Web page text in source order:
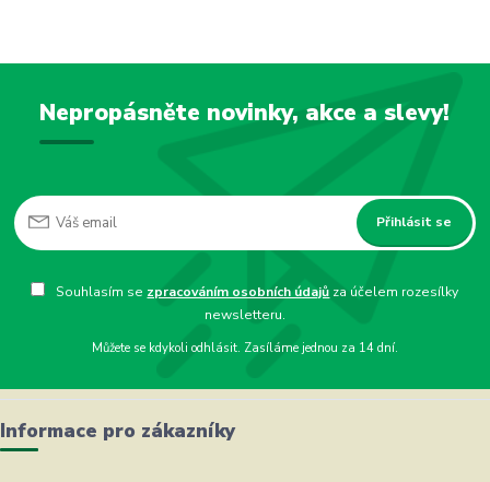
Nepropásněte novinky, akce a slevy!
Přihlásit se
Souhlasím se zpracováním osobních údajů za účelem rozesílky
newsletteru.
Můžete se kdykoli odhlásit. Zasíláme jednou za 14 dní.
Informace pro zákazníky